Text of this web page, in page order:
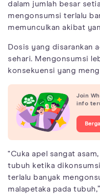
dalam jumlah besar
mengonsumsi terlalu
memunculkan akibat
Dosis yang disarankan
sehari. Mengonsumsi
konsekuensi yang
Join
info
"Cuka apel sangat
tubuh ketika
terlalu banyak
malapetaka pada